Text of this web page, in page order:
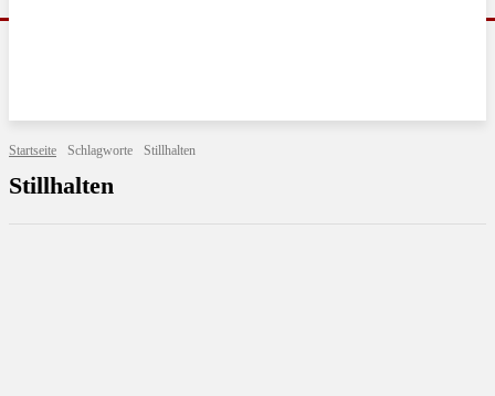
Startseite Schlagworte Stillhalten
Stillhalten